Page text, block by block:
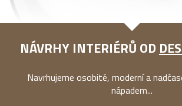
NÁVRHY INTERIÉRŮ OD
Navrhujeme osobité, moderní a
nápadem...